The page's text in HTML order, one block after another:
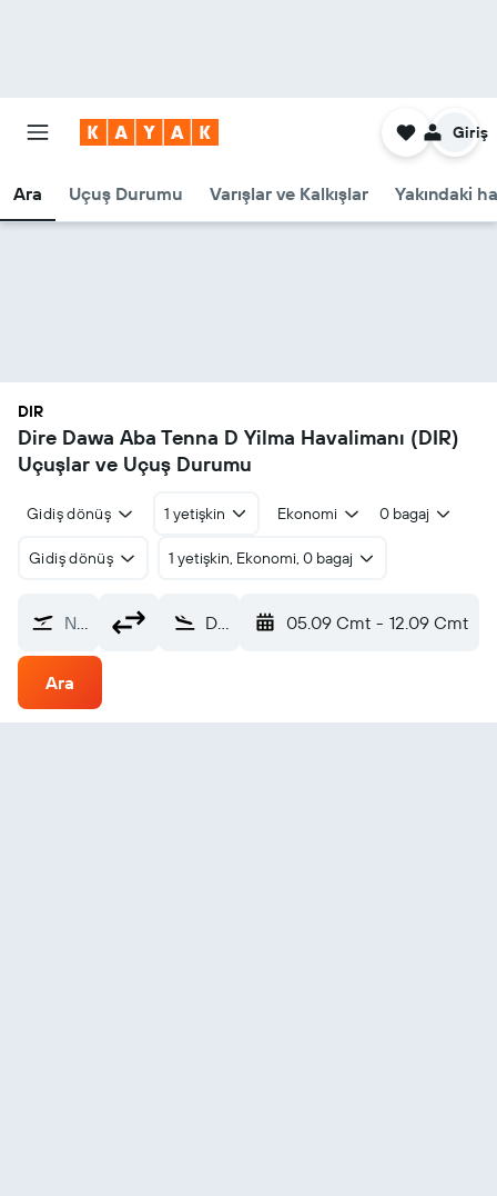
Ara Uçuş Durumu Varışlar ve Kalkışlar Yakındaki
Giriş
DIR
Dire Dawa Aba Tenna D Yilma Havalimanı (DIR)
Uçuşlar ve Uçuş Durumu
Gidiş dönüş 1 yetişkin Ekonomi 0 bagaj
Gidiş dönüş 1 yetişkin, Ekonomi, 0 bagaj
Nereden? Dire Dawa Aba Tenna D Yilma (DIR) 05.09 Cmt - 12.09 Cmt
Ara